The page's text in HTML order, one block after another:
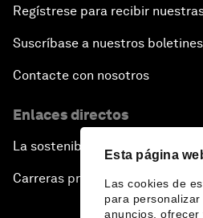
Esta página
Las cookies de
para
anuncios,
Regístrese para recibir
Suscríbase a nuestros boletines
Contacte con nosotros
Enlaces directos
La sostenibilidad en el Foro
Carreras profesionales